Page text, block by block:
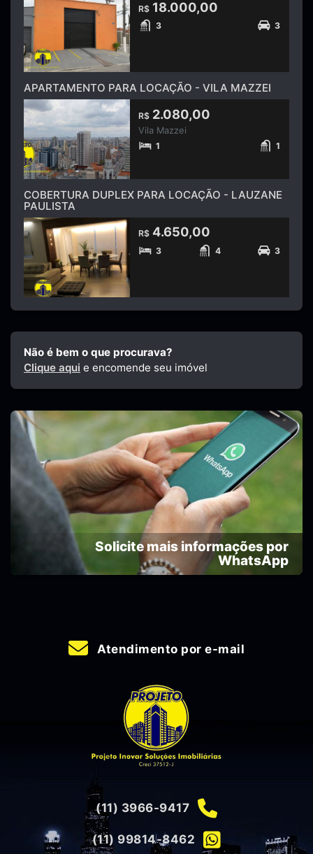
R$ 18.000,00
3 3
APARTAMENTO PARA LOCAÇÃO - VILA MAZZEI
R$ 2.080,00
Vila Mazzei
1 1
COBERTURA DUPLEX PARA LOCAÇÃO - LAUZANE
PAULISTA
R$ 4.650,00
3 4 3
Não é bem o que procurava?
Clique aqui e encomende seu imóvel
Solicite mais informações por
WhatsApp
Atendimento por e-mail
(11) 3966-9417
(11) 99814-8462